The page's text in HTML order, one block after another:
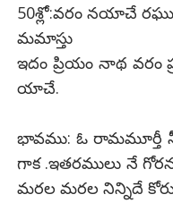
50శ్లో:వరం నయాచే
మమాస్తు
ఇదం ప్రియం నాథ వరం
యాచే.
భావము: ఓ రామమూర్తీ నీ
గాక .ఇతరములు నే
మరల మరల నిన్నిదే